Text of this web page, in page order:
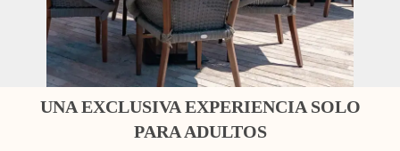
UNA EXCLUSIVA EXPERIENCIA SOLO
PARA ADULTOS